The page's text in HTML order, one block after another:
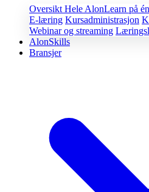
Oversikt Hele AlonLearn på
E-læring Kursadministrasjon
Webinar og streaming
AlonSkills
Bransjer